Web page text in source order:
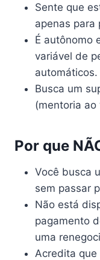
Sente que
apenas para
É autônomo
variável de
automáticos.
Busca um
(mentoria ao
Por que
Você busca
sem passar
Não está
pagamento
uma
Acredita que